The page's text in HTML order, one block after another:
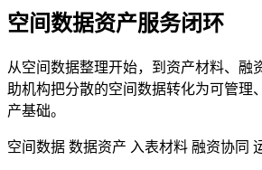
空间数据资产服务闭环
从空间数据整理开始，到资产材料、融
助机构把分散的空间数据转化为可管理
产基础。
空间数据 数据资产 入表材料 融资协同